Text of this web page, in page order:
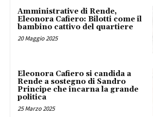
Amministrative di Rende,
Eleonora Cafiero: Bilotti come il
bambino cattivo del quartiere
20 Maggio 2025
Eleonora Cafiero si candida a
Rende a sostegno di Sandro
Principe che incarna la grande
politica
25 Marzo 2025